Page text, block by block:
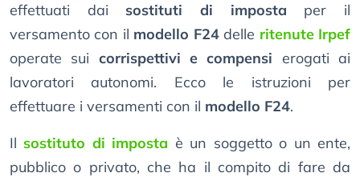
effettuati dai sostituti di imposta per il
versamento con il modello F24delle ritenute Irpef
operate sui corrispettivi e compensi erogati ai
lavoratori autonomi. Ecco le istruzioni per
effettuare i versamenti con il modello F24.
Il sostituto di imposta è un soggetto o un ente,
pubblico o privato, che ha il compito di fare da